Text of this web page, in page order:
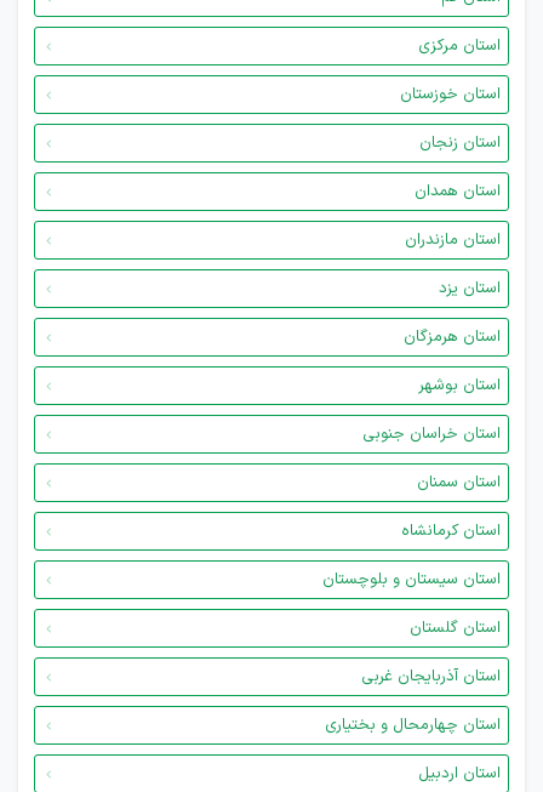
استان مرکزی
استان خوزستان
استان زنجان
استان همدان
استان مازندران
استان یزد
استان هرمزگان
استان بوشهر
استان خراسان جنوبی
استان سمنان
استان کرمانشاه
استان سیستان و بلوچستان
استان گلستان
استان آذربایجان غربی
استان چهارمحال و بختیاری
استان اردبیل